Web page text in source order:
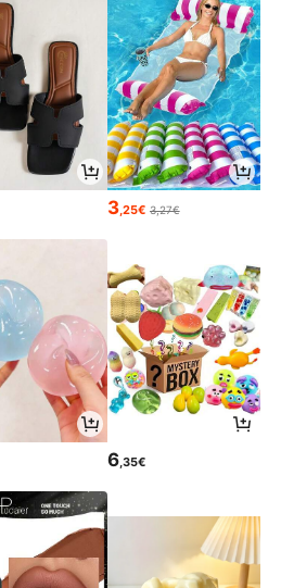
3,25€ 3,27€
6,35€